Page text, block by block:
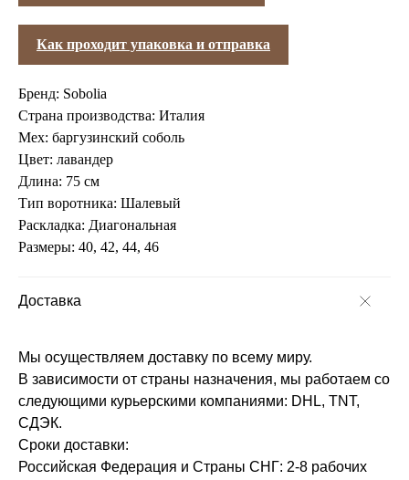
Как проходит упаковка и отправка
Бренд: Sobolia
Страна производства: Италия
Мех: баргузинский соболь
Цвет: лавандер
Длина: 75 см
Тип воротника: Шалевый
Раскладка: Диагональная
Размеры: 40, 42, 44, 46
Доставка
Мы осуществляем доставку по всему миру.
В зависимости от страны назначения, мы работаем со
следующими курьерскими компаниями: DHL, TNT,
СДЭК.
Сроки доставки:
Российская Федерация и Страны СНГ: 2-8 рабочих